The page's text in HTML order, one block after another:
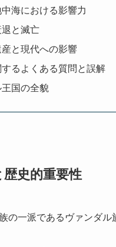
海における影響力
と滅亡
と現代への影響
るよくある質問と誤解
国の全貌
史的重要性
の一派であるヴァンダル